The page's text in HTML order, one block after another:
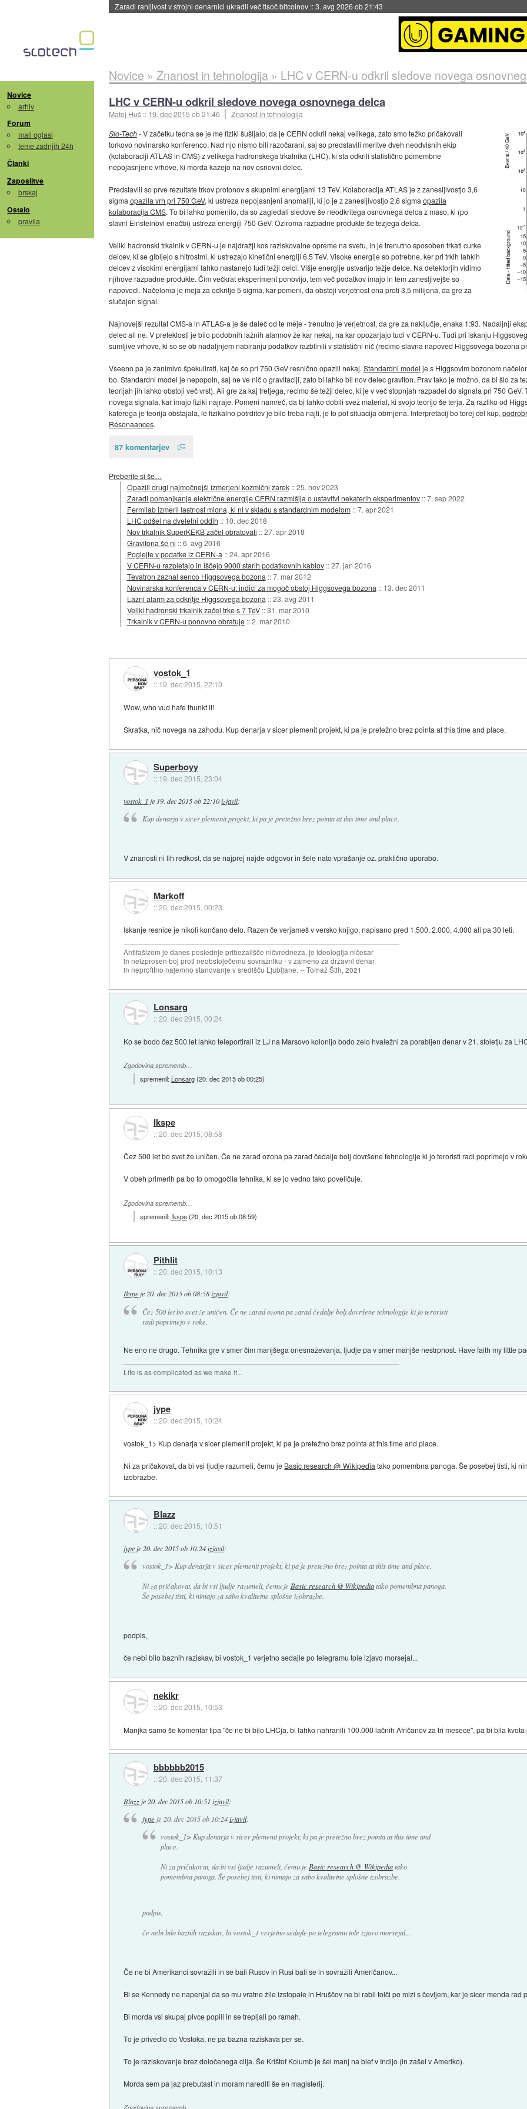
Zaradi ranljivost v strojni denarnici ukradli več tisoč bitcoinov ::3. avg 2026 ob 21:43
Novice
arhiv
Forum
mali oglasi
teme zadnjih 24h
Članki
Zaposlitve
brskaj
Ostalo
pravila
Novice » Znanost in tehnologija» LHC v CERN-u odkril sledove novega
LHC v CERN-u odkril sledove novega osnovnega delca
Matej Huš :: 19. dec 2015ob 21:46
Znanost in tehnologija
Slo-Tech- V začetku tedna se je me fiziki šušljalo, da je CERN odkril nekaj velikega, zato smo težko pričakovali
torkovo novinarsko konferenco. Nad njo nismo bili razočarani, saj so predstavili meritve dveh neodvisnih ekip
(kolaboraciji ATLAS in CMS) z velikega hadronskega trkalnika (LHC), ki sta odkrili statistično pomembne
nepojasnjene vrhove, ki morda kažejo na nov osnovni delec.
Predstavili so prve rezultate trkov protonov s skupnimi energijami 13 TeV. Kolaboracija ATLAS je z zanesljivostjo 3,6
sigma opazila vrh pri 750 GeV, ki ustreza nepojasnjeni anomaliji, ki jo je z zanesljivostjo 2,6 sigma opazila
kolaboracija CMS. To bi lahko pomenilo, da so zagledali sledove še neodkritega osnovnega delca z maso, ki (po
slavni Einsteinovi enačbi) ustreza energiji 750 GeV. Oziroma razpadne produkte še težjega delca.
Veliki hadronski trkalnik v CERN-u je najdražji kos raziskovalne opreme na svetu, in je trenutno sposoben trkati curke
delcev, ki se gibljejo s hitrostmi, ki ustrezajo kinetični energiji 6,5 TeV. Visoke energije so potrebne, ker pri trkih lahkih
delcev z visokimi energijami lahko nastanejo tudi težji delci. Višje energije ustvarijo težje delce. Na detektorjih vidimo
njihove razpadne produkte. Čim večkrat eksperiment ponovijo, tem več podatkov imajo in tem zanesljivejše so
napovedi. Načeloma je meja za odkritje 5 sigma, kar pomeni, da obstoji verjetnost ena proti 3,5 milijona, da gre za
slučajen signal.
Najnovejši rezultat CMS-a in ATLAS-a je še daleč od te meje - trenutno je verjetnost, da gre za naključje, enaka 1:93. Nadaljnji
delec ali ne. V preteklosti je bilo podobnih lažnih alarmov že kar nekaj, na kar opozarjajo tudi v CERN-u. Tudi pri iskanju
sumljive vrhove, ki so se ob nadaljnjem nabiranju podatkov razblinili v statistični nič (recimo slavna napoved Higgsovega bozona
Vseeno pa je zanimivo špekulirati, kaj če so pri 750 GeV resnično opazili nekaj. Standardni model je s Higgsovim bozonom
bo. Standardni model je nepopoln, saj ne ve nič o gravitaciji, zato bi lahko bil nov delec graviton. Prav tako je možno, da bi šlo za
teorijah jih lahko obstoji več vrst). Ali gre za kaj tretjega, recimo še težji delec, ki je v več stopnjah razpadel do signala pri 750
novega signala, kar imajo fiziki najraje. Pomeni namreč, da bi lahko dobili svež material, ki svojo teorijo še terja. Za razliko od
katerega je teorija obstajala, le fizikalno potrditev je bilo treba najti, je to pot situacija obrnjena. Interpretacij bo torej cel kup,
Résonaances.
87 komentarjev
Preberite si še…
Opazili drugi najmočnejši izmerjeni kozmični žarek ::25. nov 2023
Zaradi pomanjkanja električne energije CERN razmišlja o ustavitvi nekaterih eksperimentov ::7. sep 2022
Fermilab izmeril lastnost miona, ki ni v skladu s standardnim modelom ::7. apr 2021
LHC odšel na dveletni oddih :: 10. dec 2018
Nov trkalnik SuperKEKB začel obratovati ::27. apr 2018
Gravitona še ni ::6. avg 2016
Poglejte v podatke iz CERN-a ::24. apr 2016
V CERN-u razpletajo in iščejo 9000 starih podatkovnih kablov ::27. jan 2016
Tevatron zaznal senco Higgsovega bozona ::7. mar 2012
Novinarska konferenca v CERN-u: indici za mogoč obstoj Higgsovega bozona :: 13. dec 2011
Lažni alarm za odkritje Higgsovega bozona ::23. avg 2011
Veliki hadronski trkalnik začel trke s 7 TeV ::31. mar 2010
Trkalnik v CERN-u ponovno obratuje ::2. mar 2010
vostok_1
:: 19. dec 2015, 22:10
Wow, who vud hafe thunkt it!
Skratka, nič novega na zahodu. Kup denarja v sicer plemenit projekt, ki pa je pretežno brez pointa at this time and place.
Superboyy
:: 19. dec 2015, 23:04
vostok_1 je 19. dec 2015 ob 22:10 izjavil:
Kup denarja v sicer plemenit projekt, ki pa je pretežno brez pointa at this time and place.
V znanosti ni lih redkost, da se najprej najde odgovor in šele nato vprašanje oz. praktično uporabo.
Markoff
::20. dec 2015, 00:23
Iskanje resnice je nikoli končano delo. Razen če verjameš v versko knjigo, napisano pred 1.500, 2.000, 4.000 ali pa 30 leti.
Antifašizem je danes poslednje pribežališče ničvredneža, je ideologija ničesar
in neizprosen boj proti neobstoječemu sovražniku - v zameno za državni denar
in neprofitno najemno stanovanje v središču Ljubljane. -- Tomaž Štih, 2021
Lonsarg
::20. dec 2015, 00:24
Ko se bodo čez 500 let lahko teleportirali iz LJ na Marsovo kolonijo bodo zelo hvaležni za porabljen denar v 21. stoletju za
Zgodovina sprememb…
spremenil:Lonsarg(20. dec 2015 ob 00:25)
Ikspe
::20. dec 2015, 08:58
Čez 500 let bo svet že uničen. Če ne zarad ozona pa zarad čedalje bolj dovršene tehnologije ki jo teroristi radi poprimejo v
V obeh primerih pa bo to omogočila tehnika, ki se jo vedno tako poveličuje.
Zgodovina sprememb…
spremenil: Ikspe(20. dec 2015 ob 08:59)
Pithlit
::20. dec 2015, 10:13
Ikspeje20. dec 2015 ob 08:58 izjavil:
Čez 500 let bo svet že uničen. Če ne zarad ozona pa zarad čedalje bolj dovršene tehnologije ki jo teroristi
radi poprimejo v roke.
Ne eno ne drugo. Tehnika gre v smer čim manjšega onesnaževanja, ljudje pa v smer manjše nestrpnost. Have faith my little
Life is as complicated as we make it...
jype
::20. dec 2015, 10:24
vostok_1> Kup denarja v sicer plemenit projekt, ki pa je pretežno brez pointa at this time and place.
Ni za pričakovat, da bi vsi ljudje razumeli, čemu je Basic research @ Wikipedia tako pomembna panoga. Še posebej tisti, ki
izobrazbe.
Blazz
::20. dec 2015, 10:51
jype je 20. dec 2015 ob 10:24 izjavil:
vostok_1> Kup denarja v sicer plemenit projekt, ki pa je pretežno brez pointa at this time and place.
Ni za pričakovat, da bi vsi ljudje razumeli, čemu je Basic research @ Wikipediatako pomembna panoga.
Še posebej tisti, ki nimajo za sabo kvalitetne splošne izobrazbe.
podpis,
če nebi bilo baznih raziskav, bi vostok_1 verjetno sedajle po telegramu tole izjavo morsejal...
nekikr
::20. dec 2015, 10:53
Manjka samo še komentar tipa "če ne bi bilo LHCja, bi lahko nahranili 100.000 lačnih Afričanov za tri mesece", pa bi bila
bbbbbb2015
::20. dec 2015, 11:37
Blazz je 20. dec 2015 ob 10:51 izjavil:
jype je 20. dec 2015 ob 10:24 izjavil:
vostok_1> Kup denarja v sicer plemenit projekt, ki pa je pretežno brez pointa at this time and
place.
Ni za pričakovat, da bi vsi ljudje razumeli, čemu je Basic research @ Wikipediatako
pomembna panoga. Še posebej tisti, ki nimajo za sabo kvalitetne splošne izobrazbe.
podpis,
če nebi bilo baznih raziskav, bi vostok_1 verjetno sedajle po telegramu tole izjavo morsejal...
Če ne bi Amerikanci sovražili in se bali Rusov in Rusi bali se in sovražili Američanov...
Bi se Kennedy ne napenjal da so mu vratne žile izstopale in Hruščov ne bi rabil tolči po mizi s čevljem, kar je sicer menda rad
Bi morda vsi skupaj pivce popili in se trepljali po ramah.
To je privedlo do Vostoka, ne pa bazna raziskava per se.
To je raziskovanje brez določenega cilja. Še Krištof Kolumb je šel manj na blef v Indijo (in zašel v Ameriko).
Morda sem pa jaz prebutast in moram narediti še en magisterij.